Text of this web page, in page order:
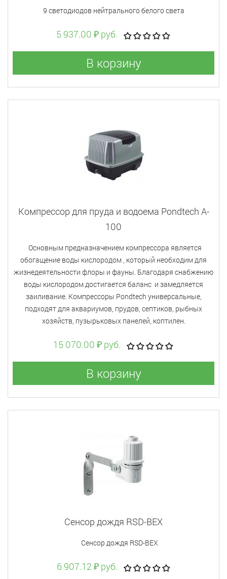
9 светодиодов нейтрального белого света
5 937.00 ₽ руб.
В корзину
Компрессор для пруда и водоема Pondtech A-
100
Основным предназначением компрессора является
обогащение воды кислородом , который необходим для
жизнедеятельности флоры и фауны. Благодаря снабжению
воды кислородом достигается баланс и замедляется
заиливание. Компрессоры Pondtech универсальные,
подходят для аквариумов, прудов, септиков, рыбных
хозяйств, пузырьковых панелей, коптилен.
15 070.00 ₽ руб.
В корзину
Сенсор дождя RSD-BEX
Сенсор дождя RSD-BEX
6 907.12 ₽ руб.